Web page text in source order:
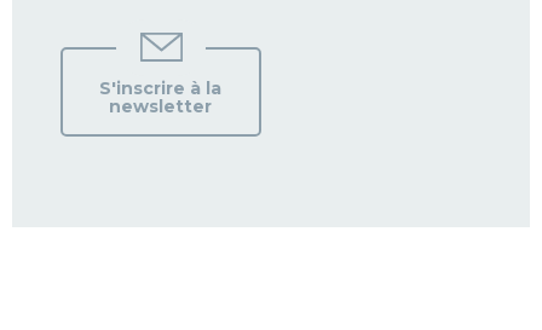
S'inscrire à la
newsletter